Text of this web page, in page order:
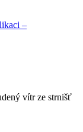
–
vítr ze strnišť